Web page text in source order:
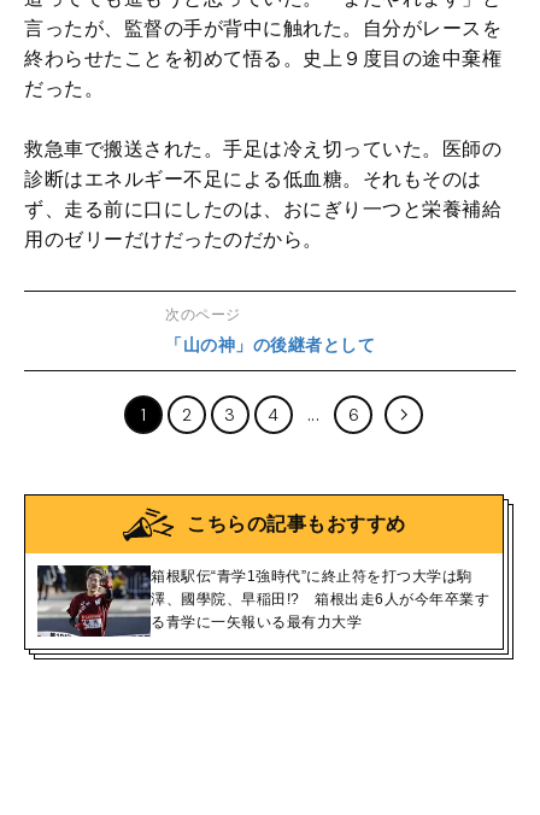
言ったが、監督の手が背中に触れた。自分がレースを
終わらせたことを初めて悟る。史上９度目の途中棄権
だった。
救急車で搬送された。手足は冷え切っていた。医師の
診断はエネルギー不足による低血糖。それもそのは
ず、走る前に口にしたのは、おにぎり一つと栄養補給
用のゼリーだけだったのだから。
次のページ
「山の神」の後継者として
1 2 3 4 6
こちらの記事もおすすめ
箱根駅伝“青学1強時代”に終止符を打つ大学は駒
澤、國學院、早稲田!? 箱根出走6人が今年卒業す
る青学に一矢報いる最有力大学